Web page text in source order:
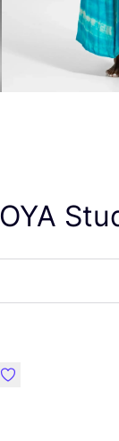
OYA
like